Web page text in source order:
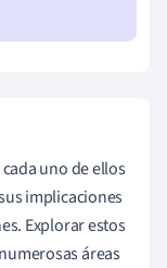
uno de ellos
implicaciones
Explorar estos
áreas